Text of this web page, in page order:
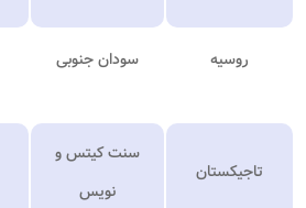
روسیه سودان جنوبی
تاجیکستان
سنت کیتس و
نویس